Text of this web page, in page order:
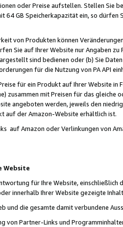
oder Preise aufstellen. Stellen Sie
64 GB Speicherkapazität ein, so dürfen
von Produkten können
Sie auf Ihrer Website nur Angaben
sind bedienen oder (b) Sie
für die Nutzung von PA API
für ein Produkt auf Ihrer Website
zusammen mit Preisen für das
angeboten werden, jeweils den
auf der Amazon-Website erhältlich ist.
auf Amazon oder Verlinkungen von
Website
für Ihre Website,
innerhalb Ihrer Website gezeigte
und die gesamte damit verbundene
von Partner-Links und